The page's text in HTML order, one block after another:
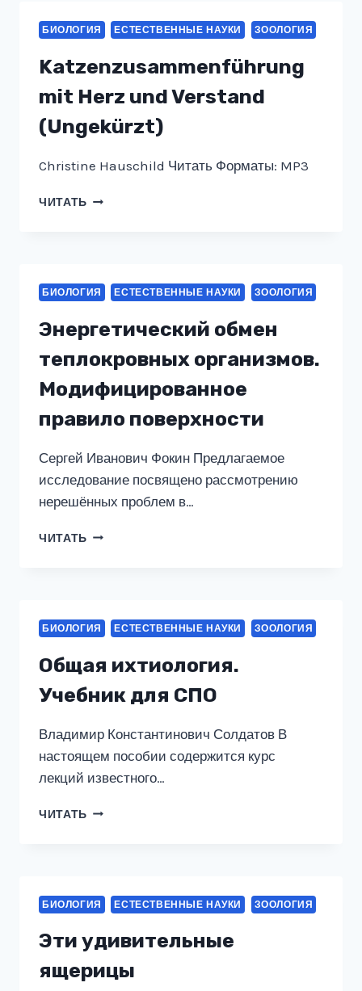
ЗООЛОГИИ
БЕСПОЗВОНОЧНЫХ.
БИОЛОГИЯ ЕСТЕСТВЕННЫЕ НАУКИ ЗООЛОГИЯ
Katzenzusammenführung
mit Herz und Verstand
(Ungekürzt)
Christine Hauschild Читать Форматы: MP3
ЧИТАТЬ KATZENZUSAMMENFÜHRUNG
(UNGEKÜRZT)
БИОЛОГИЯ ЕСТЕСТВЕННЫЕ НАУКИ ЗООЛОГИЯ
Энергетический обмен
теплокровных организмов.
Модифицированное
правило поверхности
Сергей Иванович Фокин Предлагаемое
исследование посвящено рассмотрению
нерешённых проблем в…
ЧИТАТЬ ЭНЕРГЕТИЧЕСКИЙ
ПРАВИЛО
ПОВЕРХНОСТИ
БИОЛОГИЯ ЕСТЕСТВЕННЫЕ НАУКИ ЗООЛОГИЯ
Общая ихтиология.
Учебник для СПО
Владимир Константинович Солдатов В
настоящем пособии содержится курс
лекций известного…
ЧИТАТЬ ОБЩАЯ
БИОЛОГИЯ ЕСТЕСТВЕННЫЕ НАУКИ ЗООЛОГИЯ
Эти удивительные
ящерицы